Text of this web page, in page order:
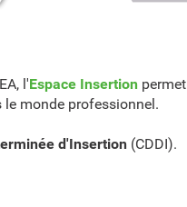
l'Espace Insertion permet
le monde professionnel.
d'Insertion (CDDI).